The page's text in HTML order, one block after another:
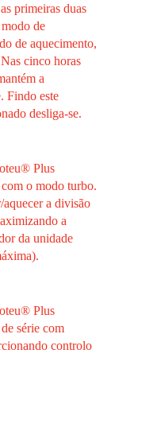
primeiras duas
de
de aquecimento,
cinco horas
a
Findo este
desliga-se.
Plus
o modo turbo.
aquecer a divisão
a
da unidade
Plus
série com
controlo